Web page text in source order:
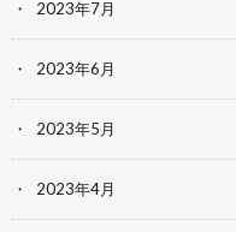
2023年7月
2023年6月
2023年5月
2023年4月